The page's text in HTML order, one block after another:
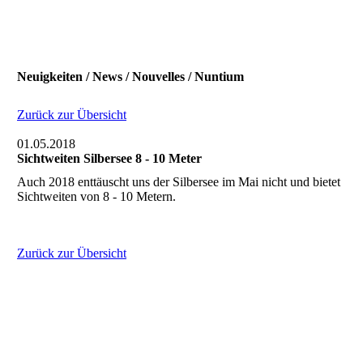
Neuigkeiten / News / Nouvelles / Nuntium
Zurück zur Übersicht
01.05.2018
Sichtweiten Silbersee 8 - 10 Meter
Auch 2018 enttäuscht uns der Silbersee im Mai nicht und bietet
Sichtweiten von 8 - 10 Metern.
Zurück zur Übersicht